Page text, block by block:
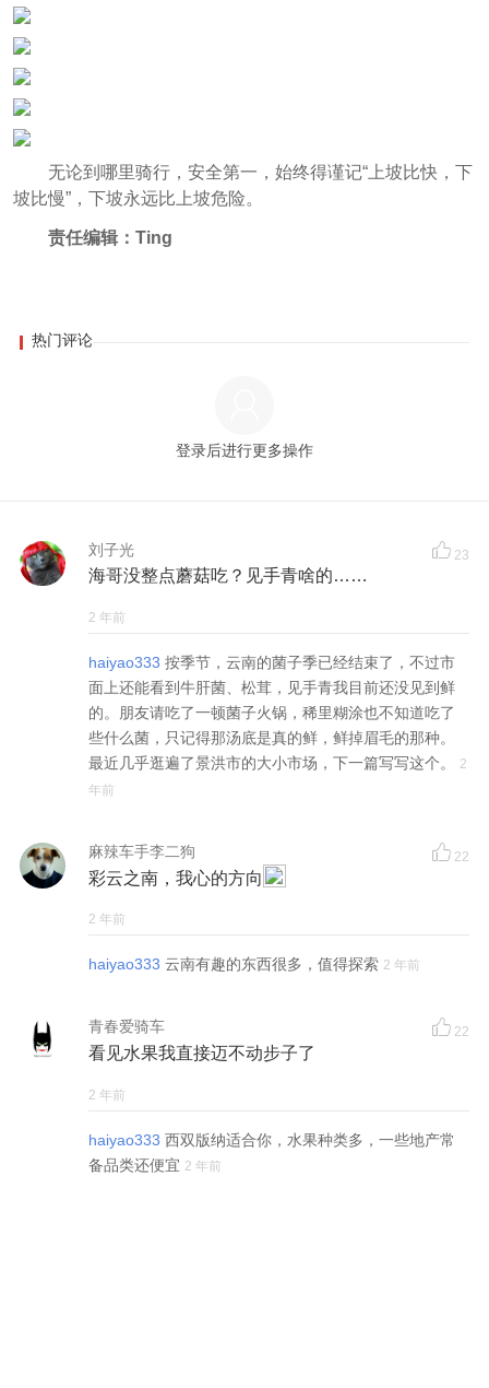
无论到哪里骑行，安全第一，始终得谨记“上坡比快，下
坡比慢”，下坡永远比上坡危险。
责任编辑：Ting
热门评论
登录后进行更多操作
刘子光 23
海哥没整点蘑菇吃？见手青啥的……
2 年前
haiyao333 按季节，云南的菌子季已经结束了，不过市
面上还能看到牛肝菌、松茸，见手青我目前还没见到鲜
的。朋友请吃了一顿菌子火锅，稀里糊涂也不知道吃了
些什么菌，只记得那汤底是真的鲜，鲜掉眉毛的那种。
最近几乎逛遍了景洪市的大小市场，下一篇写写这个。
2
年前
麻辣车手李二狗 22
彩云之南，我心的方向
2 年前
haiyao333 云南有趣的东西很多，值得探索 2 年前
青春爱骑车 22
看见水果我直接迈不动步子了
2 年前
haiyao333 西双版纳适合你，水果种类多，一些地产常
备品类还便宜 2 年前